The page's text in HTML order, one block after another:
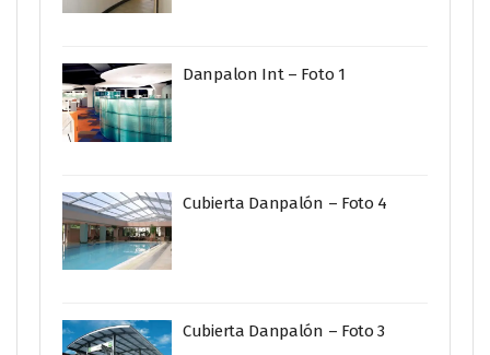
Danpalon Int – Foto 1
Cubierta Danpalón – Foto 4
Cubierta Danpalón – Foto 3